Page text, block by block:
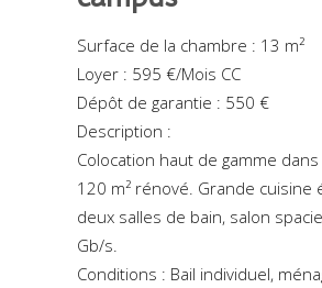
Surface de la chambre : 13 m²
Loyer : 595 €/Mois CC
Dépôt de garantie : 550 €
Description :
Colocation haut de gamme
120 m² rénové. Grande cuisine
deux salles de bain, salon
Gb/s.
Conditions : Bail individuel,